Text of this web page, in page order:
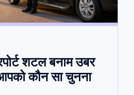
शटल बनाम उबर
कौन सा चुनना